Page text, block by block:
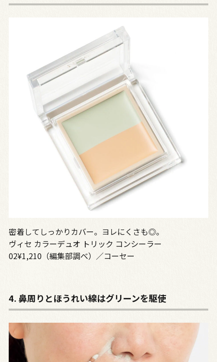
密着してしっかりカバー。ヨレにくさも◎。
ヴィセ カラーデュオ トリック コンシーラー
02¥1,210（編集部調べ）／コーセー
4. 鼻周りとほうれい線はグリーンを駆使